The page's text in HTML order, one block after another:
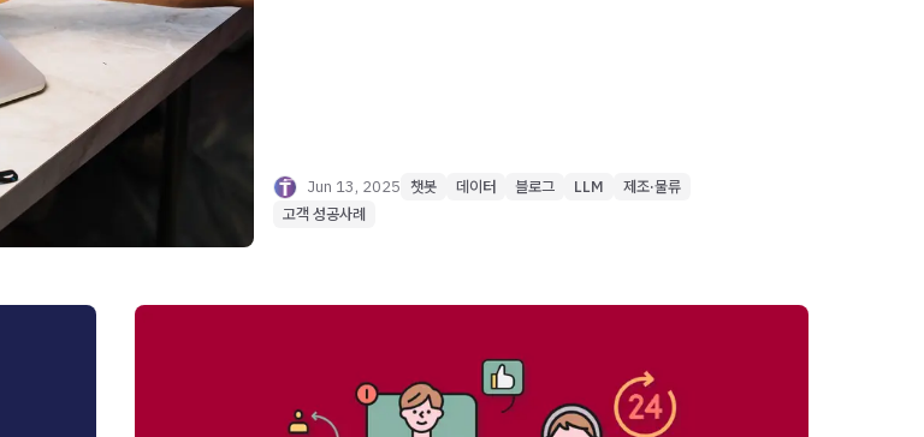
Jun 13, 2025 챗봇 데이터 블로그 LLM
제조·물류
고객 성공사례